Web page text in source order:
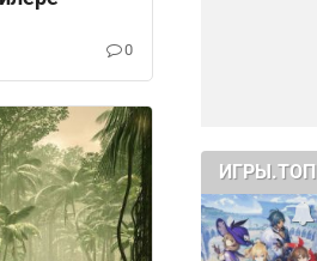
0
ИГРЫ.ТОП